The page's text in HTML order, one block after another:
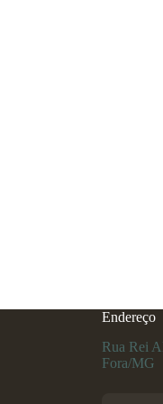
Endereço
Rua Rei
Fora/MG